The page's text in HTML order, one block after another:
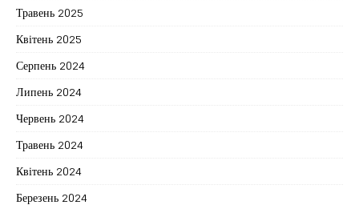
Травень 2025
Квітень 2025
Серпень 2024
Липень 2024
Червень 2024
Травень 2024
Квітень 2024
Березень 2024